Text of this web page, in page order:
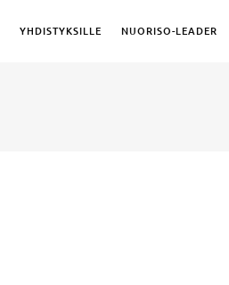
YHDISTYKSILLE NUORISO-LEADER